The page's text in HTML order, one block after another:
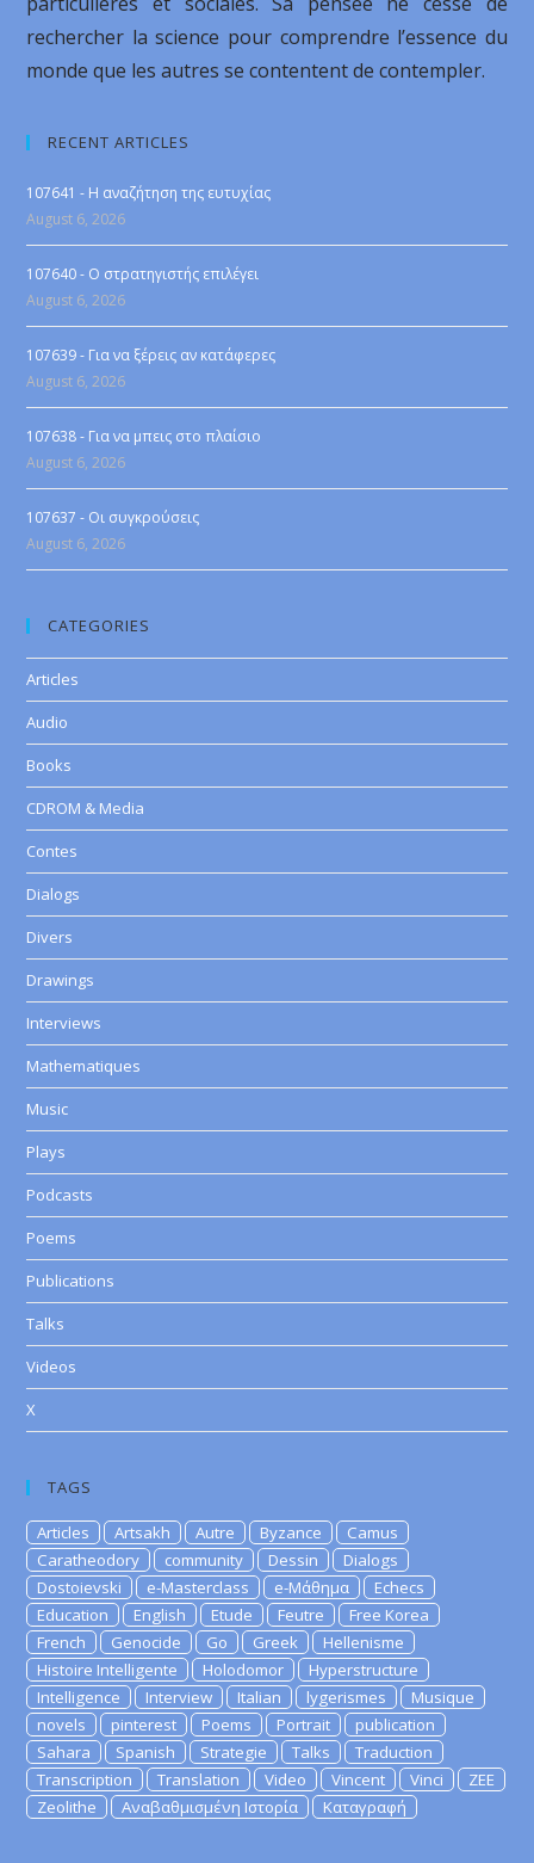
rechercher la science pour comprendre l’essence du
monde que les autres se contentent de contempler.
RECENT ARTICLES
107641 - Η αναζήτηση της ευτυχίας
August 6, 2026
107640 - Ο στρατηγιστής επιλέγει
August 6, 2026
107639 - Για να ξέρεις αν κατάφερες
August 6, 2026
107638 - Για να μπεις στο πλαίσιο
August 6, 2026
107637 - Οι συγκρούσεις
August 6, 2026
CATEGORIES
Articles
Audio
Books
CDROM & Media
Contes
Dialogs
Divers
Drawings
Interviews
Mathematiques
Music
Plays
Podcasts
Poems
Publications
Talks
Videos
X
TAGS
Articles Artsakh Autre Byzance
Camus
Caratheodory
community Dessin
Dialogs
Dostoievski
e-Masterclass e-Μάθημα
Echecs
Education
English Etude Feutre
Free Korea
French
Genocide Go Greek
Hellenisme
Histoire Intelligente
Holodomor
Hyperstructure
Intelligence
Interview Italian lygerismes
Musique
novels
pinterest Poems Portrait
publication
Sahara
Spanish Strategie Talks
Traduction
Transcription
Translation Video Vincent Vinci
ZEE
Zeolithe
Αναβαθμισμένη Ιστορία Καταγραφή